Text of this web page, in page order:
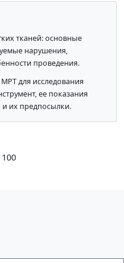
тканей: основные
нарушения,
проведения.
МРТ для исследования
ее показания
и их предпосылки.